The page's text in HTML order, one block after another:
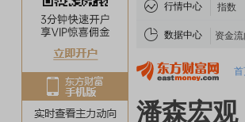
行情中心 指数
数据中心 资金流
潘森宏